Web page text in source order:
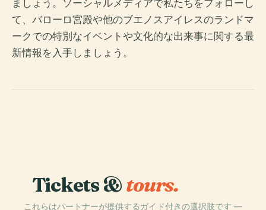
ましょう。ソーシャルメディアで私たちをフォローし
て、バローロ宮殿や他のブエノスアイレスのランドマ
ークでの特別なイベントや文化的な出来事に関する最
新情報を入手しましょう。
Tickets &tours.
これらはパートナーが提供するガイド付きの選択肢です —